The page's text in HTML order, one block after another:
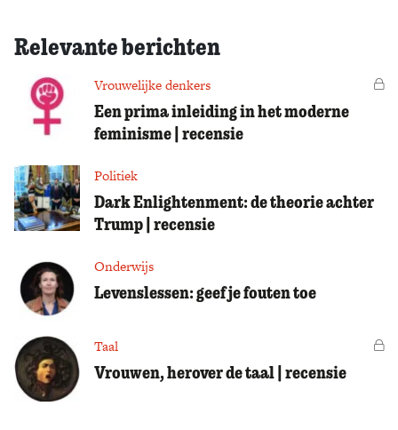
Relevante berichten
Vrouwelijke denkers
Een prima inleiding in het moderne
feminisme | recensie
Politiek
Dark Enlightenment: de theorie achter
Trump | recensie
Onderwijs
Levenslessen: geef je fouten toe
Taal
Vrouwen, herover de taal | recensie